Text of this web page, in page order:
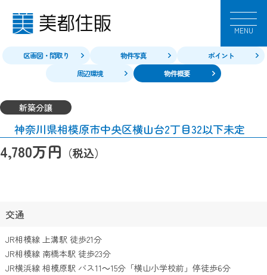
MENU
区画図・間取り 物件写真
ポイント
周辺環境
物件概要
神奈川県相模原市中央区横山台2丁目32以下未定
新築分譲
4,780万円 （税込）
交通
JR相模線 上溝駅 徒歩21分
JR相模線 南橋本駅 徒歩23分
JR横浜線 相模原駅 バス11～15分「横山小学校前」停徒歩6分